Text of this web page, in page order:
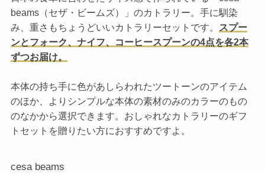
beams（セザ・ビームズ）」のカトラリー。手に馴染
み、重さもちょうどいいカトラリーセットです。
スプー
ンとフォーク、ナイフ、コーヒースプーンの4点を各2本
ずつお届け。
本体の持ち手に色があしらわれたツートーンのアイテム
のほか、よりシンプルな本体の素材のみのカラーのもの
のなかから選択できます。おしゃれなカトラリーのギフ
トセットを贈りたい方におすすめですよ。
cesa beams